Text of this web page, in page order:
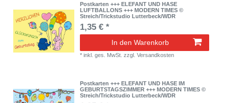
Postkarten +++ ELEFANT UND HASE
LUFTBALLONS +++ MODERN TIMES ©
Streich/Trickstudio Lutterbeck/WDR
1,35 € *
In den Warenkorb
*inkl. ges. MwSt. zzgl.Versandkosten
Postkarten +++ ELEFANT UND HASE IM
GEBURTSTAGSZIMMER +++ MODERN TIMES ©
Streich/Trickstudio Lutterbeck/WDR